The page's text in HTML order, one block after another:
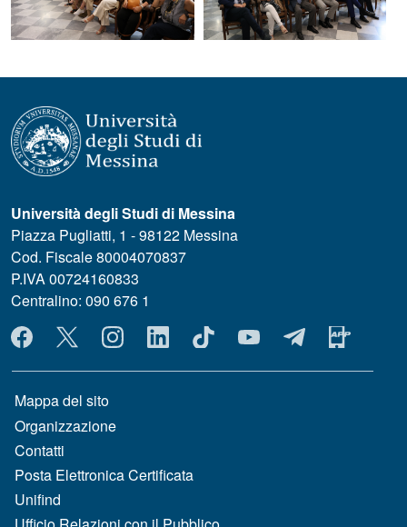
Università degli Studi di Messina
Piazza Pugliatti, 1 - 98122 Messina
Cod. Fiscale 80004070837
P.IVA 00724160833
Centralino: 090 676 1
MENÙ SOCIAL
MENÙ FOOTER 1
Mappa del sito
Organizzazione
Contatti
Posta Elettronica Certificata
Unifind